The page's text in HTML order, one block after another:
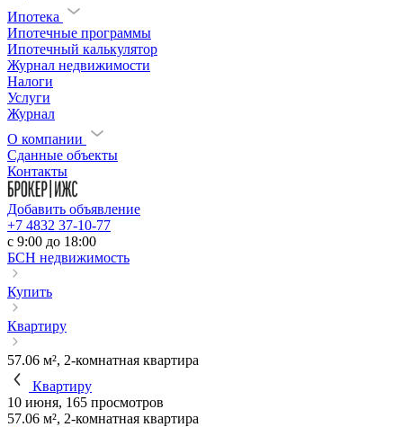
Ипотека
Ипотечные программы
Ипотечный калькулятор
Журнал недвижимости
Налоги
Услуги
Журнал
О компании
Сданные объекты
Контакты
Добавить объявление
+7 4832 37-10-77
c 9:00 до 18:00
БСН недвижимость
Купить
Квартиру
57.06 м², 2-комнатная квартира
Квартиру
10 июня, 165 просмотров
57.06 м², 2-комнатная квартира